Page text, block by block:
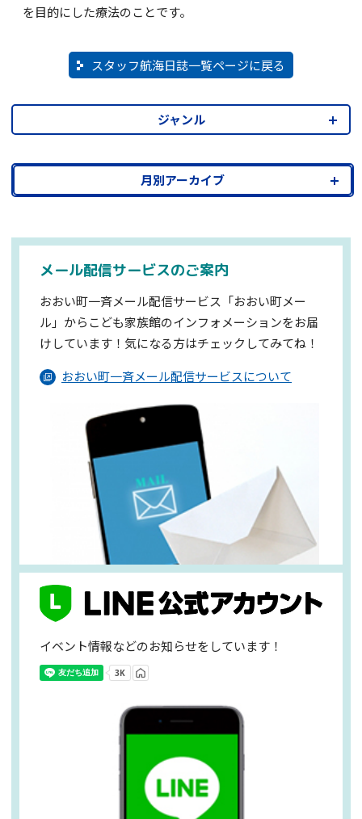
を目的にした療法のことです。
スタッフ航海日誌一覧ページに戻る
ジャンル
月別アーカイブ
メール配信サービスのご案内
おおい町一斉メール配信サービス「おおい町メー
ル」からこども家族館のインフォメーションをお届
けしています！気になる方はチェックしてみてね！
おおい町一斉メール配信サービスについて
イベント情報などのお知らせをしています！